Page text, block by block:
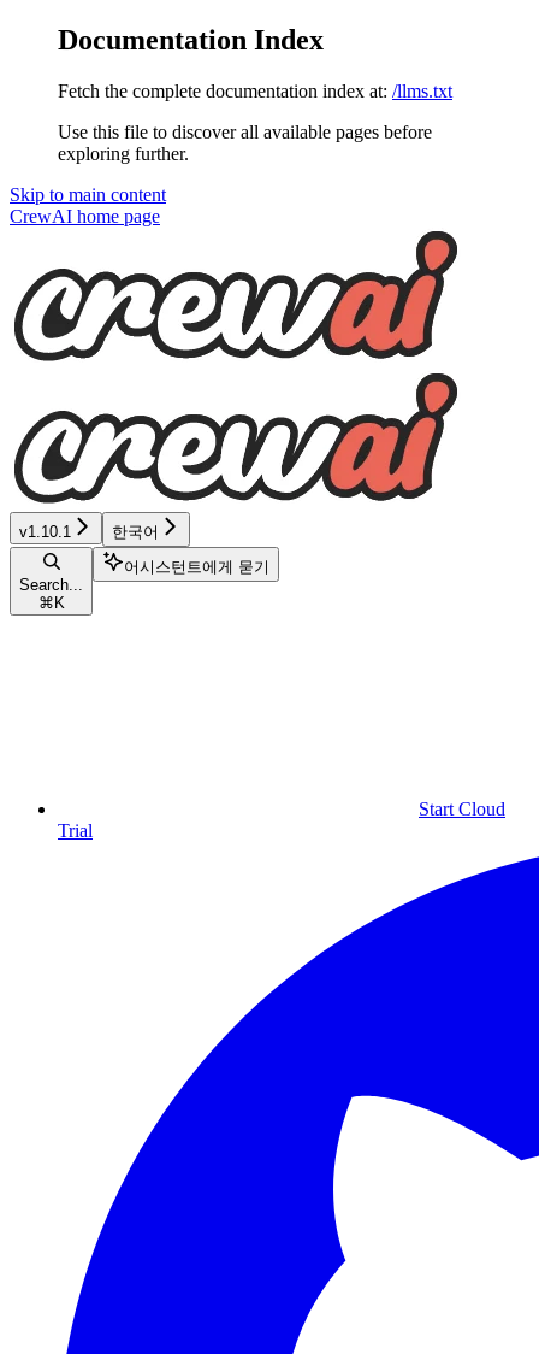
Documentation Index
Fetch the complete documentation index at: /llms.txt
Use this file to discover all available pages before
exploring further.
Skip to main content
CrewAI home page
v1.10.1 한국어
Search...
⌘ K
어시스턴트에게 묻기
Start Cloud
Trial